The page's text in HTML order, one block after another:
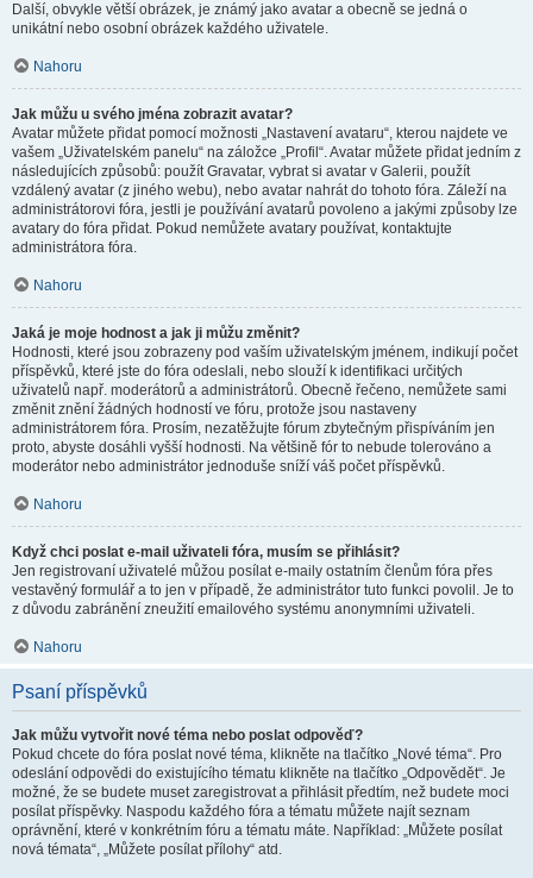
Další, obvykle větší obrázek, je známý jako avatar a obecně se jedná o
unikátní nebo osobní obrázek každého uživatele.
Nahoru
Jak můžu u svého jména zobrazit avatar?
Avatar můžete přidat pomocí možnosti „Nastavení avataru“, kterou najdete ve
vašem „Uživatelském panelu“ na záložce „Profil“. Avatar můžete přidat jedním z
následujících způsobů: použít Gravatar, vybrat si avatar v Galerii, použít
vzdálený avatar (z jiného webu), nebo avatar nahrát do tohoto fóra. Záleží na
administrátorovi fóra, jestli je používání avatarů povoleno a jakými způsoby lze
avatary do fóra přidat. Pokud nemůžete avatary používat, kontaktujte
administrátora fóra.
Nahoru
Jaká je moje hodnost a jak ji můžu změnit?
Hodnosti, které jsou zobrazeny pod vaším uživatelským jménem, indikují počet
příspěvků, které jste do fóra odeslali, nebo slouží k identifikaci určitých
uživatelů např. moderátorů a administrátorů. Obecně řečeno, nemůžete sami
změnit znění žádných hodností ve fóru, protože jsou nastaveny
administrátorem fóra. Prosím, nezatěžujte fórum zbytečným přispíváním jen
proto, abyste dosáhli vyšší hodnosti. Na většině fór to nebude tolerováno a
moderátor nebo administrátor jednoduše sníží váš počet příspěvků.
Nahoru
Když chci poslat e-mail uživateli fóra, musím se přihlásit?
Jen registrovaní uživatelé můžou posílat e-maily ostatním členům fóra přes
vestavěný formulář a to jen v případě, že administrátor tuto funkci povolil. Je to
z důvodu zabránění zneužití emailového systému anonymními uživateli.
Nahoru
Psaní příspěvků
Jak můžu vytvořit nové téma nebo poslat odpověď?
Pokud chcete do fóra poslat nové téma, klikněte na tlačítko „Nové téma“. Pro
odeslání odpovědi do existujícího tématu klikněte na tlačítko „Odpovědět“. Je
možné, že se budete muset zaregistrovat a přihlásit předtím, než budete moci
posílat příspěvky. Naspodu každého fóra a tématu můžete najít seznam
oprávnění, které v konkrétním fóru a tématu máte. Například: „Můžete posílat
nová témata“, „Můžete posílat přílohy“ atd.